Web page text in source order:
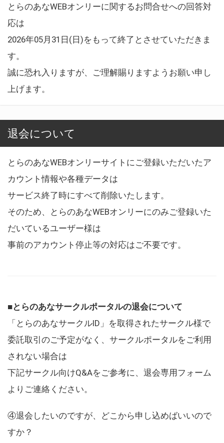
とらのあなWEBオンリーに関するお問合せへの回答対
応は
2026年05月31日(日)をもって終了とさせていただきま
す。
誠に恐れ入りますが、ご理解賜りますようお願い申し
上げます。
退会について
とらのあなWEBオンリーサイトにご登録いただいたア
カウント情報や各種データは
サービス終了時にすべて削除いたします。
そのため、とらのあなWEBオンリーにのみご登録いた
だいているユーザー様は
事前のアカウント停止等の対応はご不要です。
■とらのあなサークルポータルの退会について
「とらのあなサークルID」を取得されたサークル様で
委託取引のご予定がなく、サークルポータルをご利用
されない場合は
下記サークル向けQ&Aをご参考に、退会専用フォーム
よりご連絡ください。
④退会したいのですが、どこから申し込めばいいので
すか？